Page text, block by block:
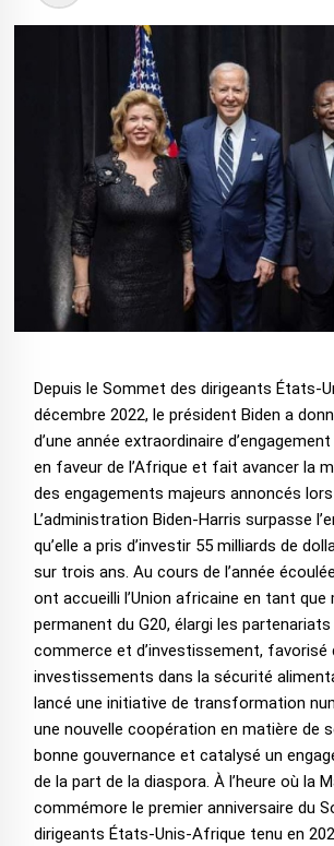
Depuis le Sommet des dirigeants États-
décembre 2022, le président Biden a
d’une année extraordinaire
en faveur de l’Afrique et fait avancer la
des engagements majeurs annoncés
L’administration Biden-Harris surpasse
qu’elle a pris d’investir 55 milliards de
sur trois ans. Au cours de l’année
ont accueilli l’Union africaine en tant que
permanent du G20, élargi les
commerce et d’investissement, favorisé
investissements dans la sécurité
lancé une initiative de transformation
une nouvelle coopération en matière de
bonne gouvernance et catalysé un
de la part de la diaspora. À l’heure où la
commémore le premier anniversaire du
dirigeants États-Unis-Afrique tenu en